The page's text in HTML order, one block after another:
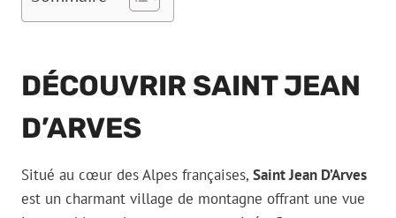
DÉCOUVRIR SAINT JEAN
D’ARVES
Situé au cœur des Alpes françaises, Saint Jean D’Arves
est un charmant village de montagne offrant une vue